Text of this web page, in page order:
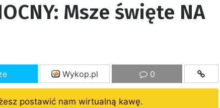
Msze święte NA
Wykop.pl 0
postawić nam wirtualną kawę.